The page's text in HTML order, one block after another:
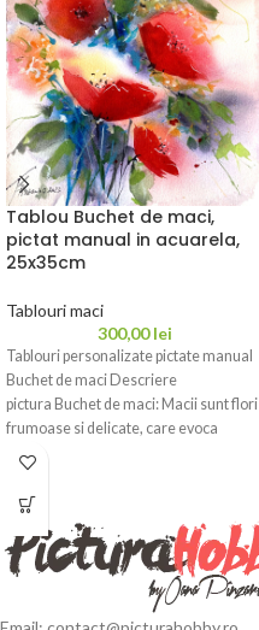
Tablou Buchet de maci,
pictat manual in acuarela,
25x35cm
Tablouri maci
300,00lei
Tablouri personalizate pictate manual
Buchet de maci Descriere
pictura Buchet de maci: Macii sunt flori
frumoase si delicate, care evoca
sentimente